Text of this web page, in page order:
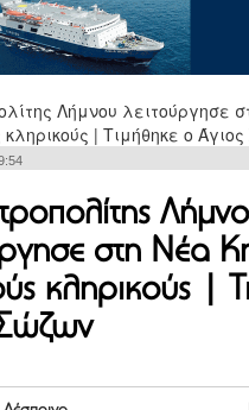
στη Νέα
κληρικούς |